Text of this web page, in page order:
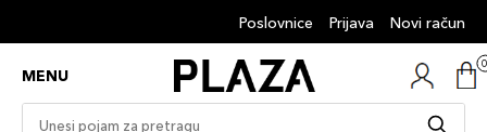
Poslovnice Prijava Novi račun
MENU